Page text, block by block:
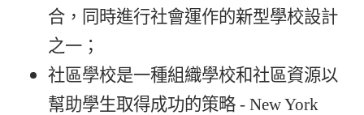
合，同時進行社會運作的新型學校設計
之一；
社區學校是一種組織學校和社區資源以
幫助學生取得成功的策略 - New York